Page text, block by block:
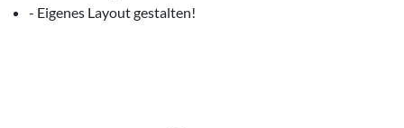
- Eigenes Layout gestalten!